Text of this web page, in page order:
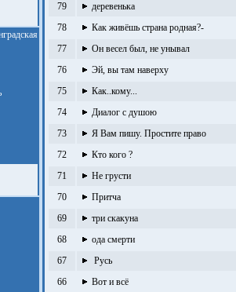
79
деревенька
78
Как живёшь страна родная?-
77
Он весел был, не унывал
76
Эй, вы там наверху
75
Как..кому...
74
Диалог с душою
73
Я Вам пишу. Простите право
72
Кто кого ?
71
Не грусти
70
Притча
69
три скакуна
68
ода смерти
67
Русь
66
Вот и всё